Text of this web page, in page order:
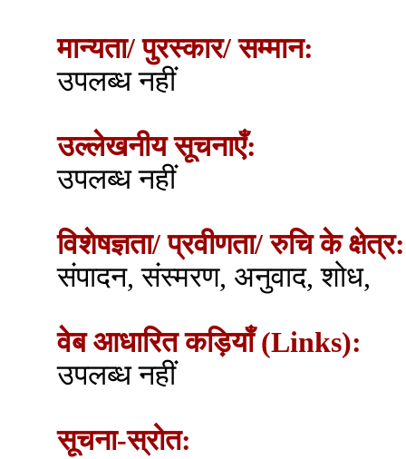
मान्यता/ पुरस्कार/ सम्मान:
उपलब्ध नहीं
उल्लेखनीय सूचनाएँ:
उपलब्ध नहीं
विशेषज्ञता/ प्रवीणता/ रुचि के क्षेत्र:
संपादन, संस्मरण, अनुवाद, शोध,
वेब आधारित कड़ियाँ (Links):
उपलब्ध नहीं
सूचना-स्रोत: